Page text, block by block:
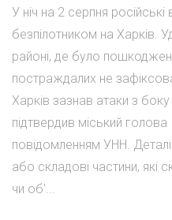
У ніч на 2 серпня російські
безпілотником на Харків.
районі, де було
постраждалих не
Харків зазнав атаки з
підтвердив міський голова
повідомленням УНН.
або складові частини, які
чи об'...